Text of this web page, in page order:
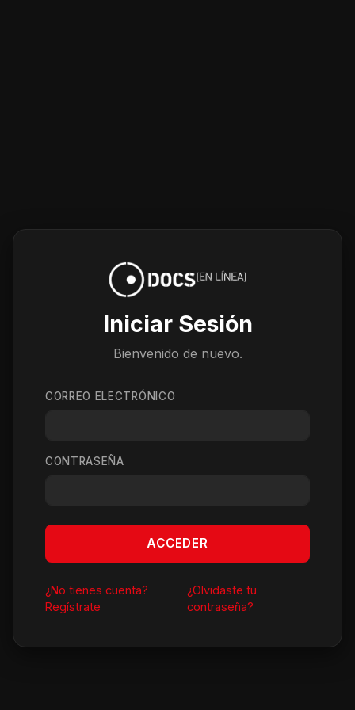
Iniciar Sesión
Bienvenido de nuevo.
CORREO ELECTRÓNICO
CONTRASEÑA
ACCEDER
¿No tienes cuenta?
Regístrate
¿Olvidaste tu
contraseña?